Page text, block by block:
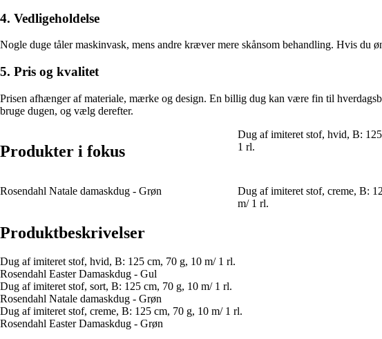
4. Vedligeholdelse
Nogle duge tåler maskinvask, mens andre kræver mere skånsom behandling. Hvis
5. Pris og kvalitet
Prisen afhænger af materiale, mærke og design. En billig dug kan være fin til
bruge dugen, og vælg derefter.
Produkter i fokus
Dug af imiteret stof, hvid, B:
1 rl.
Rosendahl Natale damaskdug - Grøn
Dug af imiteret stof, creme, B:
m/ 1 rl.
Produktbeskrivelser
Dug af imiteret stof, hvid, B: 125 cm, 70 g, 10 m/ 1 rl.
Rosendahl Easter Damaskdug - Gul
Dug af imiteret stof, sort, B: 125 cm, 70 g, 10 m/ 1 rl.
Rosendahl Natale damaskdug - Grøn
Dug af imiteret stof, creme, B: 125 cm, 70 g, 10 m/ 1 rl.
Rosendahl Easter Damaskdug - Grøn